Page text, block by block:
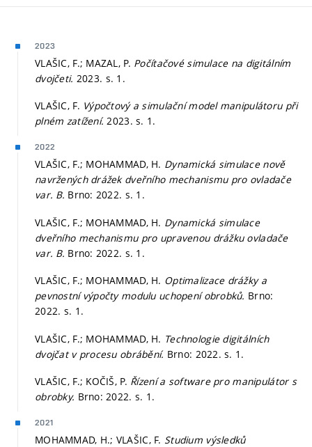
2023
VLAŠIC, F.; MAZAL, P. Počítačové simulace na digitálním
dvojčeti. 2023. s. 1.
VLAŠIC, F. Výpočtový a simulační model manipulátoru při
plném zatížení.2023.s. 1.
2022
VLAŠIC, F.; MOHAMMAD, H. Dynamická simulace nově
navržených drážek dveřního mechanismu pro ovladače
var. B. Brno: 2022. s. 1.
VLAŠIC, F.; MOHAMMAD, H. Dynamická simulace
dveřního mechanismu pro upravenou drážku ovladače
var. B. Brno: 2022. s. 1.
VLAŠIC, F.; MOHAMMAD, H. Optimalizace drážky a
pevnostní výpočty modulu uchopení obrobků. Brno:
2022. s. 1.
VLAŠIC, F.; MOHAMMAD, H. Technologie digitálních
dvojčat v procesu obrábění. Brno: 2022.s. 1.
VLAŠIC, F.; KOČIŠ, P. Řízení a software pro manipulátor s
obrobky. Brno: 2022. s. 1.
2021
MOHAMMAD, H.; VLAŠIC, F. Studium výsledků